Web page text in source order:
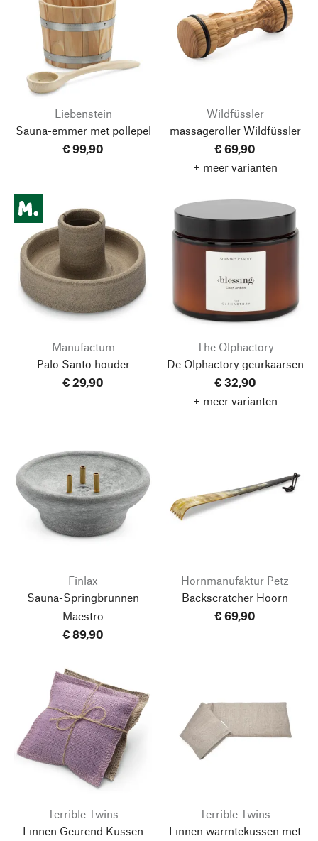
Liebenstein
Sauna-emmer met pollepel
€ 99,90
Wildfüssler
massageroller Wildfüssler
€ 69,90
+ meer varianten
Manufactum
Palo Santo houder
€ 29,90
The Olphactory
De Olphactory geurkaarsen
€ 32,90
+ meer varianten
Finlax
Sauna-Springbrunnen
Maestro
€ 89,90
Hornmanufaktur Petz
Backscratcher Hoorn
€ 69,90
Terrible Twins
Linnen Geurend Kussen
Terrible Twins
Linnen warmtekussen met